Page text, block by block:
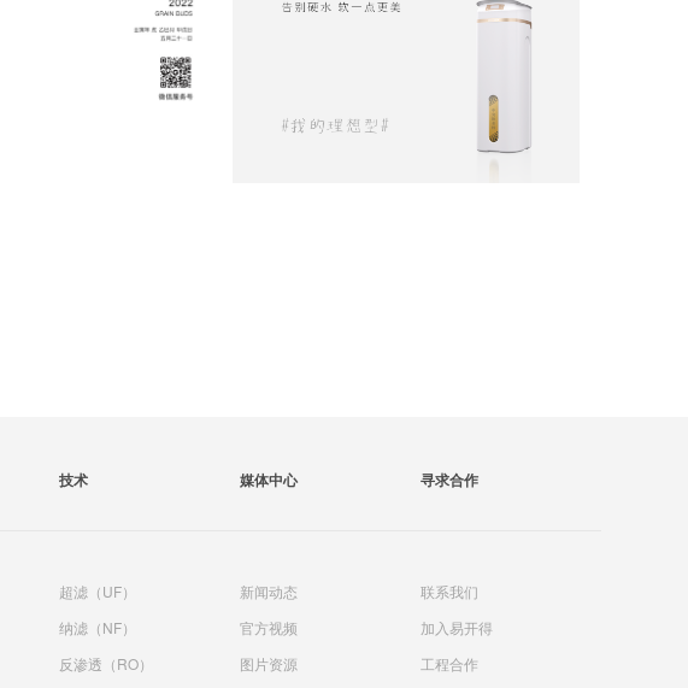
技术
超滤（UF）
纳滤（NF）
反渗透（RO）
媒体中心
新闻动态
官方视频
图片资源
寻求合作
联系我们
加入易开得
工程合作